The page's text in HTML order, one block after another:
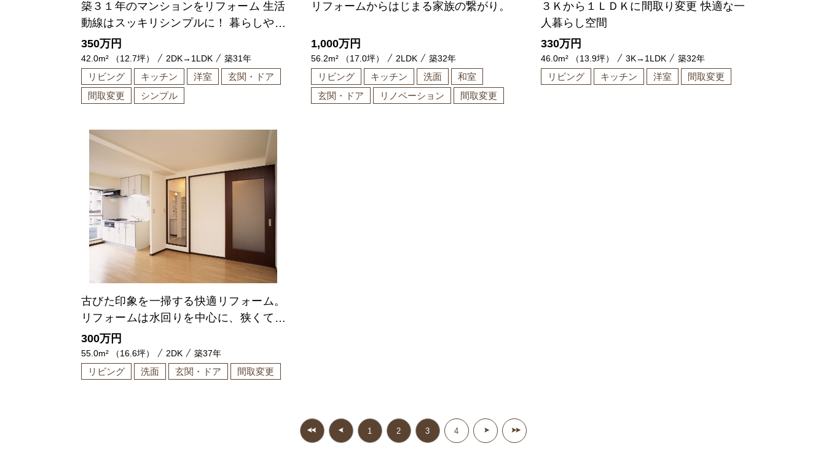
築３１年のマンションをリフォーム 生活
動線はスッキリシンプルに！ 暮らしやす
い空間の実現
350万円
42.0m² （12.7坪） 2DK→1LDK 築31年
リビング キッチン 洋室
玄関・ドア
間取変更
シンプル
リフォームからはじまる家族の繋がり。
1,000万円
56.2m² （17.0坪） 2LDK 築32年
リビング キッチン 洗面
和室
玄関・ドア
リノベーション 間取変更
３Ｋから１ＬＤＫに間取り変更 快適な一
人暮らし空間
330万円
46.0m² （13.9坪） 3K→1LDK 築32年
リビング キッチン 洋室 間取変更
古びた印象を一掃する快適リフォーム。
リフォームは水回りを中心に、狭くても
機能的に。
300万円
55.0m² （16.6坪） 2DK 築37年
リビング 洗面 玄関・ドア 間取変更
1 2 3 4